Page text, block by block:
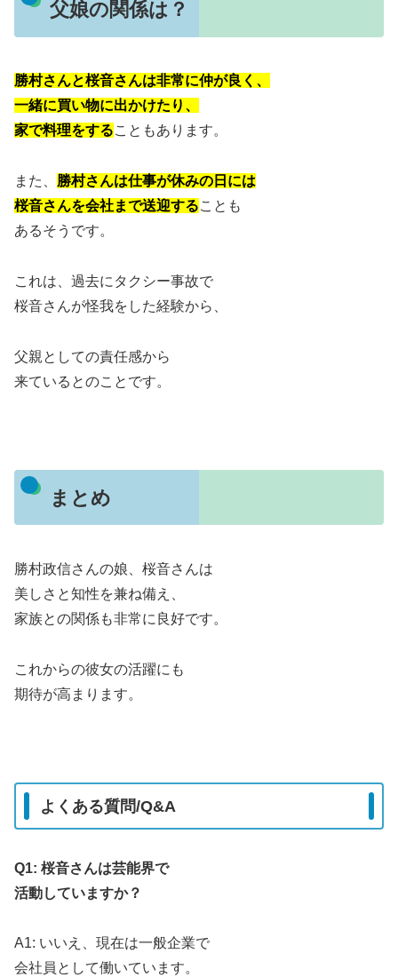
父娘の関係は？
勝村さんと桜音さんは非常に仲が良く、
一緒に買い物に出かけたり、
家で料理をすることもあります。
また、 勝村さんは仕事が休みの日には
桜音さんを会社まで送迎することも
あるそうです。
これは、過去にタクシー事故で
桜音さんが怪我をした経験から、
父親としての責任感から
来ているとのことです。
まとめ
勝村政信さんの娘、桜音さんは
美しさと知性を兼ね備え、
家族との関係も非常に良好です。
これからの彼女の活躍にも
期待が高まります。
よくある質問/Q&A
Q1: 桜音さんは芸能界で
活動していますか？
A1: いいえ、現在は一般企業で
会社員として働いています。